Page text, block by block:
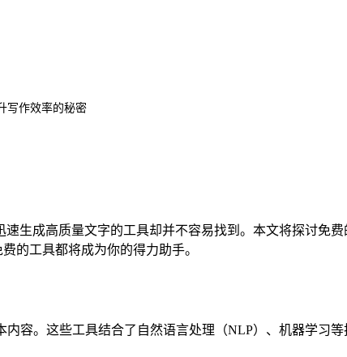
写作效率的秘密
生成高质量文字的工具却并不容易找到。本文将探讨免
的工具都将成为你的得力助手。
容。这些工具结合了自然语言处理（NLP）、机器学习